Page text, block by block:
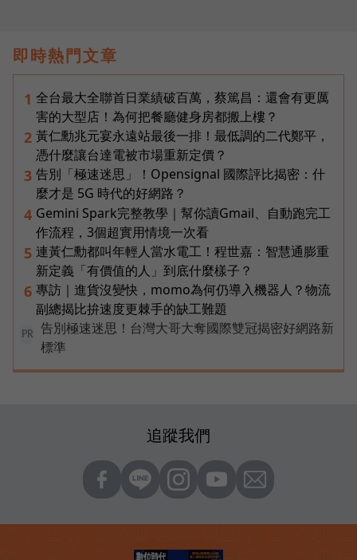
即時熱門文章
1 全台最大全聯首日業績破百萬，蔡篤昌：還會有更厲
害的大型店！為何把餐廳健身房都搬上樓？
2 黃仁勳兆元宴永遠站最後一排！最低調的二代鄭平，
憑什麼讓台達電被市場重新定價？
3 告別「極速迷思」！Opensignal 國際評比揭密：什
麼才是 5G 時代的好網路？
4 Gemini Spark完整教學｜幫你讀Gmail、自動跑完工
作流程，3個超實用情境一次看
5 連黃仁勳都叫年輕人當水電工！程世嘉：智慧通膨重
新定義「有價值的人」到底什麼樣子？
6 專訪｜進貨沒變快，momo為何仍導入機器人？物流
副總揭比拚速度更棘手的缺工難題
PR
告別極速迷思！台灣大哥大奪國際雙冠揭密好網路新
標準
追蹤我們